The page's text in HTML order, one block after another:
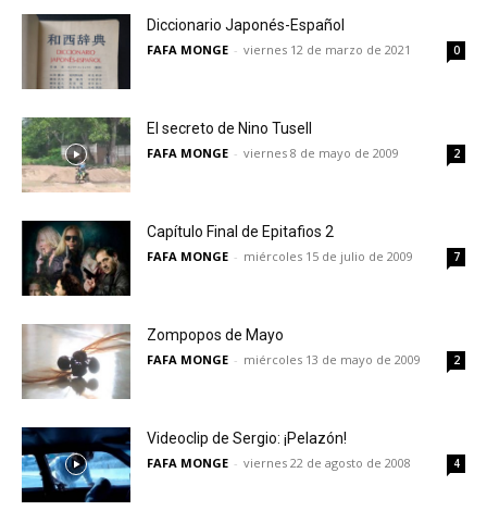
Diccionario Japonés-Español
FAFA MONGE - viernes 12 de marzo de 2021 0
El secreto de Nino Tusell
FAFA MONGE - viernes 8 de mayo de 2009 2
Capítulo Final de Epitafios 2
FAFA MONGE - miércoles 15 de julio de 2009 7
Zompopos de Mayo
FAFA MONGE - miércoles 13 de mayo de 2009 2
Videoclip de Sergio: ¡Pelazón!
FAFA MONGE - viernes 22 de agosto de 2008 4